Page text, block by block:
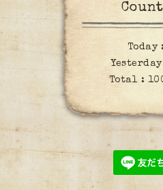
Today :
Total :